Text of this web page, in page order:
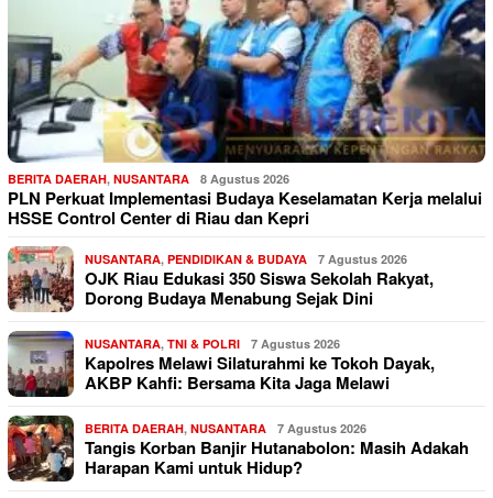
BERITA DAERAH, NUSANTARA 8 Agustus 2026
PLN Perkuat Implementasi Budaya Keselamatan Kerja melalui
HSSE Control Center di Riau dan Kepri
NUSANTARA, PENDIDIKAN & BUDAYA 7 Agustus 2026
OJK Riau Edukasi 350 Siswa Sekolah Rakyat,
Dorong Budaya Menabung Sejak Dini
NUSANTARA, TNI & POLRI 7 Agustus 2026
Kapolres Melawi Silaturahmi ke Tokoh Dayak,
AKBP Kahfi: Bersama Kita Jaga Melawi
BERITA DAERAH, NUSANTARA 7 Agustus 2026
Tangis Korban Banjir Hutanabolon: Masih Adakah
Harapan Kami untuk Hidup?